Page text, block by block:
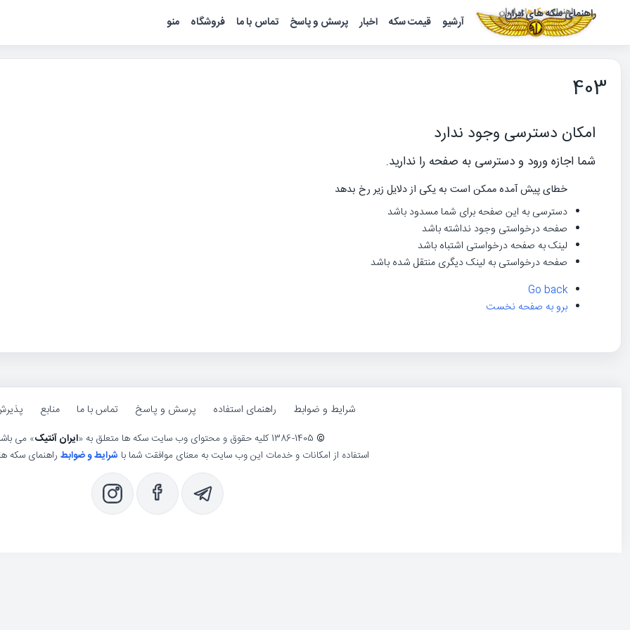
راهنمای سکه های ایران آرشیو قیمت سکه اخبار پرسش و پاسخ تماس با ما فروشگاه منو
403
امکان دسترسی وجود ندارد
شما اجازه ورود و دسترسی به صفحه را ندارید.
خطای پیش آمده ممکن است به یکی از دلایل زیر رخ بدهد
دسترسی به این صفحه برای شما مسدود باشد
صفحه درخواستی وجود نداشته باشد
لینک به صفحه درخواستی اشتباه باشد
صفحه درخواستی به لینک دیگری منتقل شده باشد
Go back
برو به صفحه نخست
شرایط و ضوابط راهنمای استفاده پرسش و پاسخ تماس با ما منابع
© ایران آنتیک» می
استفاده از امکانات و خدمات این وب سایت به معنای موافقت شما با شرایط و ضوابط راهنمای سکه